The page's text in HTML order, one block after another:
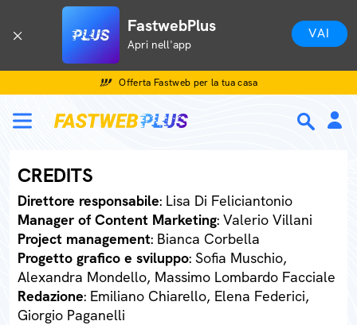
FastwebPlus
Apri nell'app
VAI
Offerta Fastweb per la tua casa
CREDITS
Direttore responsabile: Lisa Di Feliciantonio
Manager of Content Marketing: Valerio Villani
Project management: Bianca Corbella
Progetto grafico e sviluppo: Sofia Muschio,
Alexandra Mondello, Massimo Lombardo Facciale
Redazione: Emiliano Chiarello, Elena Federici,
Giorgio Paganelli